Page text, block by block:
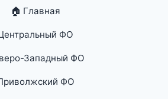
🏠 Главная
ФО
Западный ФО
ФО